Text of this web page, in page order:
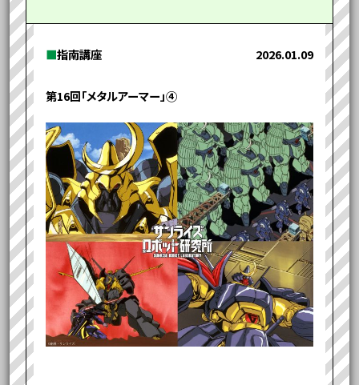
■指南講座 2026.01.09
第16回「メタルアーマー」④